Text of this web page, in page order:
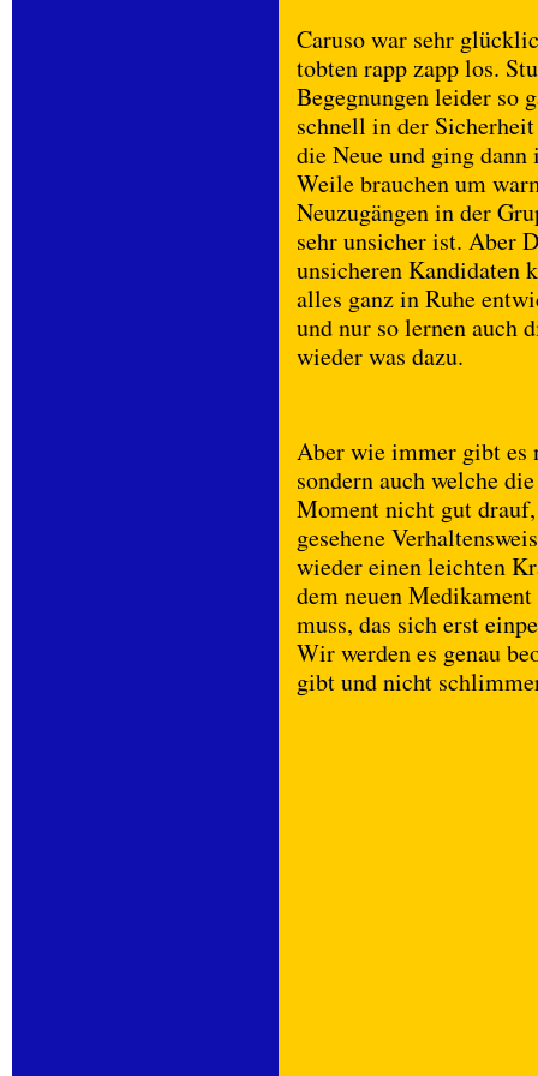
Caruso war sehr
tobten rapp zapp los.
Begegnungen leider so
schnell in der Sicherheit
die Neue und ging
Weile brauchen um
Neuzugängen in der
sehr unsicher ist. Aber
unsicheren Kandidaten
alles ganz in Ruhe
und nur so lernen auch
wieder was dazu.
Aber wie immer gibt es
sondern auch welche
Moment nicht gut
gesehene
wieder einen leichten
dem neuen
muss, das sich erst
Wir werden es genau
gibt und nicht